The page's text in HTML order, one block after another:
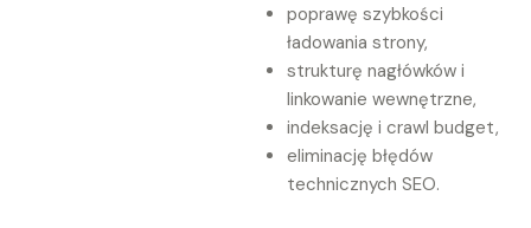
poprawę szybkości
ładowania strony,
strukturę nagłówków i
linkowanie wewnętrzne,
indeksację i crawl budget,
eliminację błędów
technicznych SEO.